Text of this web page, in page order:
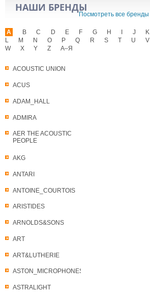
НАШИ БРЕНДЫ
Посмотреть все бренды
A
ACOUSTIC UNION
ACUS
ADAM_HALL
ADMIRA
AER THE ACOUSTIC
PEOPLE
AKG
ANTARI
ANTOINE_COURTOIS
ARISTIDES
ARNOLDS&SONS
ART
ART&LUTHERIE
ASTON_MICROPHONES
ASTRALIGHT
B C D E F G H J
K
L
M N O P Q R S T U
V
W
X Y Z А–Я